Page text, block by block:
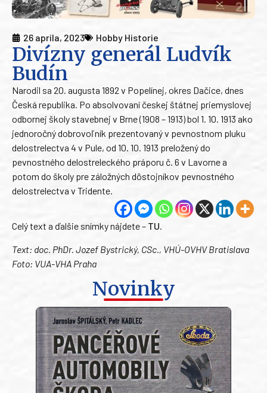
26 apríla, 2023 Hobby Historie
Divízny generál Ludvík
Budín
Narodil sa 20. augusta 1892 v Popelínej, okres Dačice, dnes
Česká republika. Po absolvovaní českej štátnej priemyslovej
odbornej školy stavebnej v Brne (1908 – 1913) bol 1. 10. 1913 ako
jednoročný dobrovoľník prezentovaný v pevnostnom pluku
delostrelectva 4 v Pule, od 10. 10. 1913 preložený do
pevnostného delostreleckého práporu č. 6 v Lavorne a
potom do školy pre záložných dôstojníkov pevnostného
delostrelectva v Tridente.
Celý text a ďalšie snímky nájdete – TU.
Text: doc. PhDr. Jozef Bystrický, CSc., VHÚ-OVHV Bratislava
Foto: VUA-VHA Praha
Novinky